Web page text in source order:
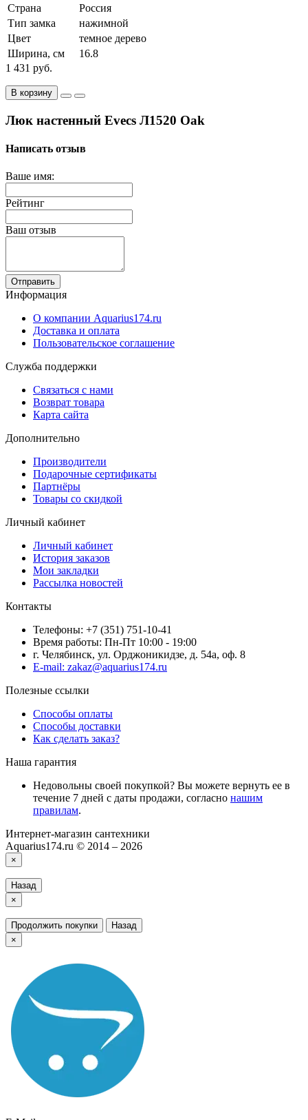
Страна
Россия
Тип замка
нажимной
Цвет
темное дерево
Ширина, см
16.8
1 431 руб.
В корзину
Люк настенный Evecs Л1520 Oak
Написать отзыв
Ваше имя:
Рейтинг
Ваш отзыв
Отправить
Информация
О компании Aquarius174.ru
Доставка и оплата
Пользовательское соглашение
Служба поддержки
Связаться с нами
Возврат товара
Карта сайта
Дополнительно
Производители
Подарочные сертификаты
Партнёры
Товары со скидкой
Личный кабинет
Личный кабинет
История заказов
Мои закладки
Рассылка новостей
Контакты
Телефоны: +7 (351) 751-10-41
Время работы: Пн-Пт 10:00 - 19:00
г. Челябинск, ул. Орджоникидзе, д. 54а, оф. 8
E-mail: zakaz@aquarius174.ru
Полезные ссылки
Способы оплаты
Способы доставки
Как сделать заказ?
Наша гарантия
Недовольны своей покупкой? Вы можете вернуть ее в
течение 7 дней с даты продажи, согласно нашим
правилам.
Интернет-магазин сантехники
Aquarius174.ru © 2014 – 2026
×
Назад
×
Продолжить покупки
Назад
×